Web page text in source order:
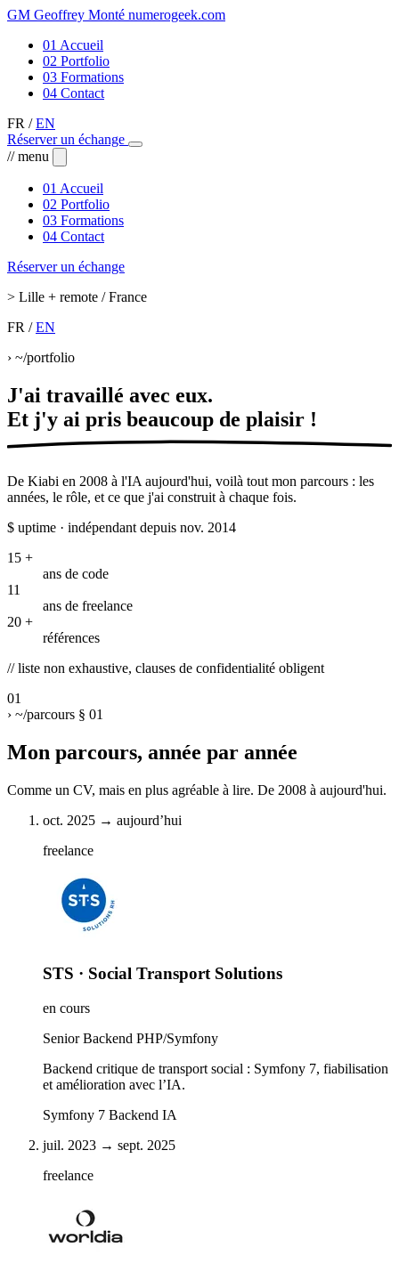
GM Geoffrey Monté numerogeek.com
01 Accueil
02 Portfolio
03 Formations
04 Contact
FR /EN
Réserver un échange
// menu
01 Accueil
02 Portfolio
03 Formations
04 Contact
Réserver un échange
> Lille + remote / France
FR /EN
› ~/portfolio
J'ai travaillé avec eux.
Et j'y ai pris beaucoup de plaisir !
De Kiabi en 2008 à l'IA aujourd'hui, voilà tout mon parcours : les
années, le rôle, et ce que j'ai construit à chaque fois.
$ uptime · indépendant depuis nov. 2014
15 +
ans de code
11
ans de freelance
20 +
références
//liste non exhaustive, clauses de confidentialité obligent
01
› ~/parcours § 01
Mon parcours, année par année
Comme un CV, mais en plus agréable à lire. De 2008 à aujourd'hui.
oct. 2025 → aujourd’hui
freelance
STS · Social Transport Solutions
en cours
Senior Backend PHP/Symfony
Backend critique de transport social : Symfony 7, fiabilisation
et amélioration avec l’IA.
Symfony 7 Backend IA
juil. 2023 → sept. 2025
freelance